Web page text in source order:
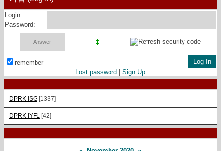
Login:
Password:
remember
Lost password |Sign Up
DPRK ISG [1337]
DPRK IYFL [42]